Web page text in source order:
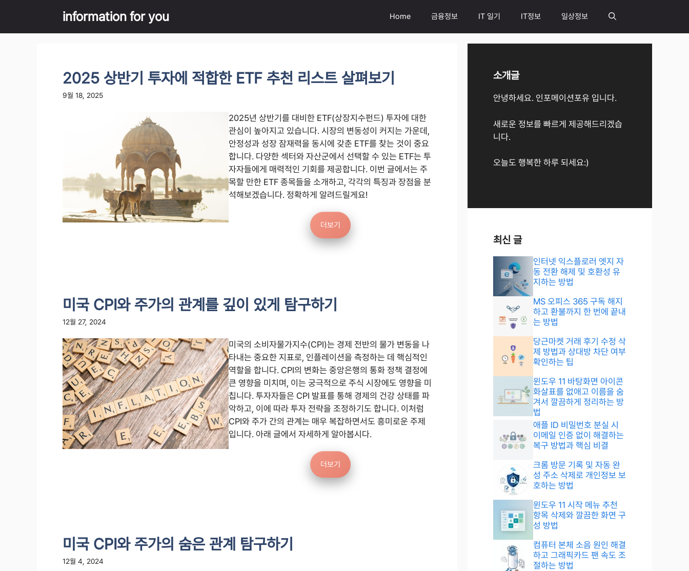
content
information for you Home 금융정보 IT 일기 IT정보 일상정보
2025 상반기 투자에 적합한 ETF 추천 리스트 살펴보기
9월 18, 2025
2025년 상반기를 대비한 ETF(상장지수펀드) 투자에 대한
관심이 높아지고 있습니다. 시장의 변동성이 커지는 가운데,
안정성과 성장 잠재력을 동시에 갖춘 ETF를 찾는 것이 중요
합니다. 다양한 섹터와 자산군에서 선택할 수 있는 ETF는 투
자자들에게 매력적인 기회를 제공합니다. 이번 글에서는 주
목할 만한 ETF 종목들을 소개하고, 각각의 특징과 장점을 분
석해보겠습니다. 정확하게 알려드릴게요!
더보기
미국 CPI와 주가의 관계를 깊이 있게 탐구하기
12월 27, 2024
미국의 소비자물가지수(CPI)는 경제 전반의 물가 변동을 나
타내는 중요한 지표로, 인플레이션을 측정하는 데 핵심적인
역할을 합니다. CPI의 변화는 중앙은행의 통화 정책 결정에
큰 영향을 미치며, 이는 궁극적으로 주식 시장에도 영향을 미
칩니다. 투자자들은 CPI 발표를 통해 경제의 건강 상태를 파
악하고, 이에 따라 투자 전략을 조정하기도 합니다. 이처럼
CPI와 주가 간의 관계는 매우 복잡하면서도 흥미로운 주제
입니다. 아래 글에서 자세하게 알아봅시다.
더보기
미국 CPI와 주가의 숨은 관계 탐구하기
12월 4, 2024
소개글
안녕하세요. 인포메이션포유 입니다.
새로운 정보를 빠르게 제공해드리겠습
니다.
오늘도 행복한 하루 되세요:)
최신 글
인터넷 익스플로러 엣지 자
동 전환 해제 및 호환성 유
지하는 방법
MS 오피스 365 구독 해지
하고 환불까지 한 번에 끝내
는 방법
당근마켓 거래 후기 수정 삭
제 방법과 상대방 차단 여부
확인하는 팁
윈도우 11 바탕화면 아이콘
화살표를 없애고 이름을 숨
겨서 깔끔하게 정리하는 방
법
애플 ID 비밀번호 분실 시
이메일 인증 없이 해결하는
복구 방법과 핵심 비결
크롬 방문 기록 및 자동 완
성 주소 삭제로 개인정보 보
호하는 방법
윈도우 11 시작 메뉴 추천
항목 삭제와 깔끔한 화면 구
성 방법
컴퓨터 본체 소음 원인 해결
하고 그래픽카드 팬 속도 조
절하는 방법